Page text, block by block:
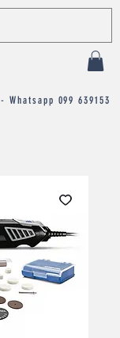
- Whatsapp 099 639153